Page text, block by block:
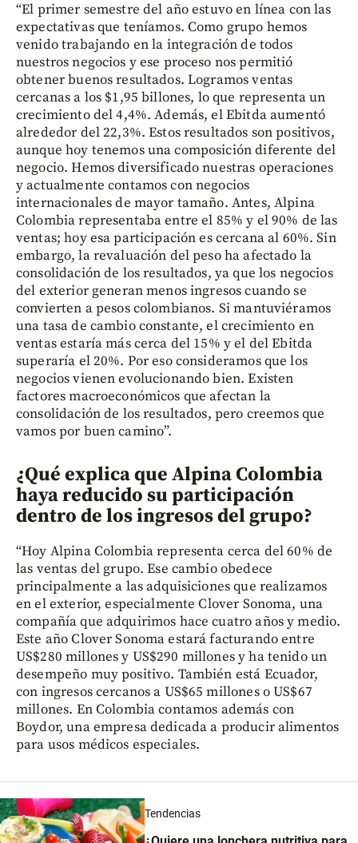
“El primer semestre del año estuvo en línea con las
expectativas que teníamos. Como grupo hemos
venido trabajando en la integración de todos
nuestros negocios y ese proceso nos permitió
obtener buenos resultados. Logramos ventas
cercanas a los $1,95 billones, lo que representa un
crecimiento del 4,4%. Además, el Ebitda aumentó
alrededor del 22,3%. Estos resultados son positivos,
aunque hoy tenemos una composición diferente del
negocio. Hemos diversificado nuestras operaciones
y actualmente contamos con negocios
internacionales de mayor tamaño. Antes, Alpina
Colombia representaba entre el 85% y el 90% de las
ventas; hoy esa participación es cercana al 60%. Sin
embargo, la revaluación del peso ha afectado la
consolidación de los resultados, ya que los negocios
del exterior generan menos ingresos cuando se
convierten a pesos colombianos. Si mantuviéramos
una tasa de cambio constante, el crecimiento en
ventas estaría más cerca del 15% y el del Ebitda
superaría el 20%. Por eso consideramos que los
negocios vienen evolucionando bien. Existen
factores macroeconómicos que afectan la
consolidación de los resultados, pero creemos que
vamos por buen camino”.
¿Qué explica que Alpina Colombia
haya reducido su participación
dentro de los ingresos del grupo?
“Hoy Alpina Colombia representa cerca del 60% de
las ventas del grupo. Ese cambio obedece
principalmente a las adquisiciones que realizamos
en el exterior, especialmente Clover Sonoma, una
compañía que adquirimos hace cuatro años y medio.
Este año Clover Sonoma estará facturando entre
US$280 millones y US$290 millones y ha tenido un
desempeño muy positivo. También está Ecuador,
con ingresos cercanos a US$65 millones o US$67
millones. En Colombia contamos además con
Boydor, una empresa dedicada a producir alimentos
para usos médicos especiales.
Tendencias